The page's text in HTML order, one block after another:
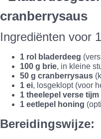
Ingrediënten voor
1 rol bladerdeeg
100 g brie, in kleine
50 g cranberrysaus
1 ei, losgeklopt (voor
1 theelepel verse tijm
1 eetlepel honing
Bereidingswijze: